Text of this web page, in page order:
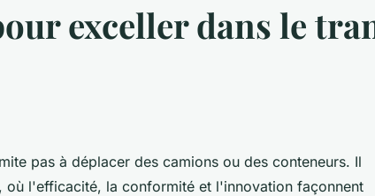
exceller dans le
pas à déplacer des camions ou des conteneurs. Il
où l'efficacité, la conformité et l'innovation façonnent